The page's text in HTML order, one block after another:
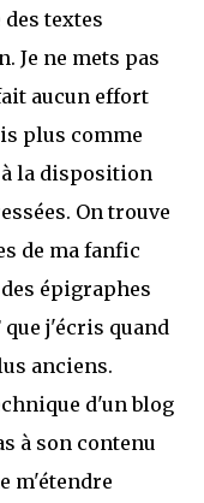
des textes
Je ne mets pas
aucun effort
plus comme
à la disposition
On trouve
de ma fanfic
épigraphes
que j'écris quand
anciens.
d'un blog
à son contenu
m'étendre